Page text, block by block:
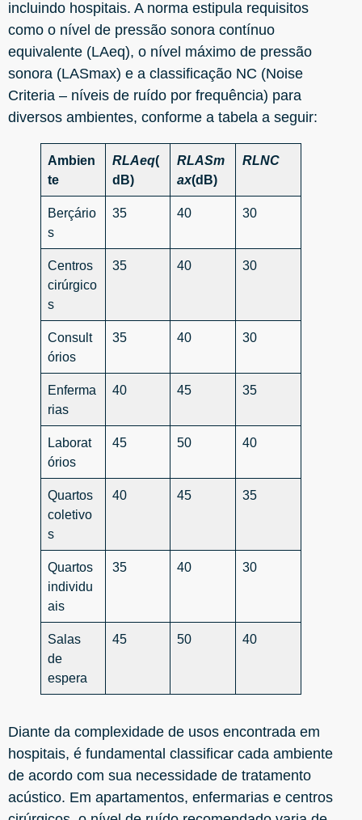
incluindo hospitais. A norma estipula requisitos
como o nível de pressão sonora contínuo
equivalente (LAeq), o nível máximo de pressão
sonora (LASmax) e a classificação NC (Noise
Criteria – níveis de ruído por frequência) para
diversos ambientes, conforme a tabela a seguir:
Ambien
te
RLAeq(
dB)
RLASm
ax(dB)
RLNC
Berçário
s
35 40 30
Centros
cirúrgico
s
35 40 30
Consult
órios
35 40 30
Enferma
rias
40 45 35
Laborat
órios
45 50 40
Quartos
coletivo
s
40 45 35
Quartos
individu
ais
35 40 30
Salas
de
espera
45 50 40
Diante da complexidade de usos encontrada em
hospitais, é fundamental classificar cada ambiente
de acordo com sua necessidade de tratamento
acústico. Em apartamentos, enfermarias e centros